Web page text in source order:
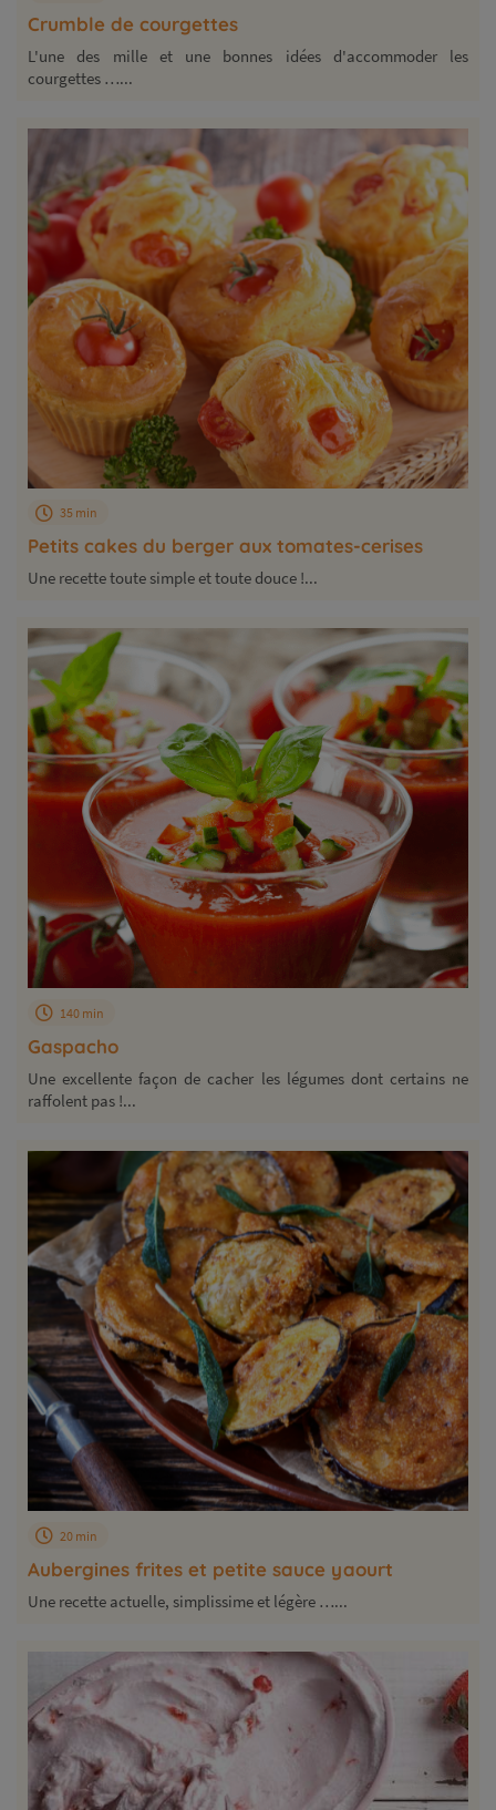
Crumble de courgettes
L'une des mille et une bonnes idées d'accommoder les
courgettes …...
Petits cakes du berger aux tomates-cerises
35 min
Une recette toute simple et toute douce !...
Gaspacho
140 min
Une excellente façon de cacher les légumes dont certains ne
raffolent pas !...
Aubergines frites et petite sauce yaourt
20 min
Une recette actuelle, simplissime et légère …...